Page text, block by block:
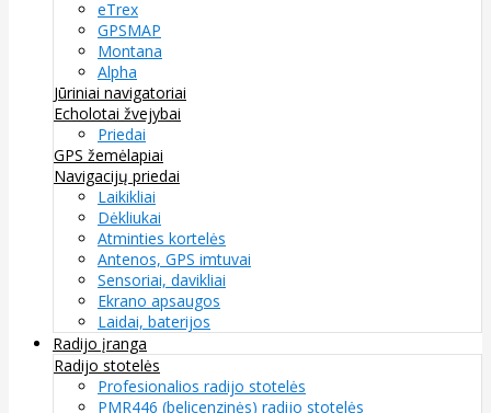
eTrex
GPSMAP
Montana
Alpha
Jūriniai navigatoriai
Echolotai žvejybai
Priedai
GPS žemėlapiai
Navigacijų priedai
Laikikliai
Dėkliukai
Atminties kortelės
Antenos, GPS imtuvai
Sensoriai, davikliai
Ekrano apsaugos
Laidai, baterijos
Radijo įranga
Radijo stotelės
Profesionalios radijo stotelės
PMR446 (belicenzinės) radijo stotelės